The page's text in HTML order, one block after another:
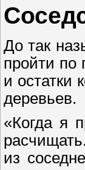
До так
пройти по
и остатки
деревьев.
«Когда я
из